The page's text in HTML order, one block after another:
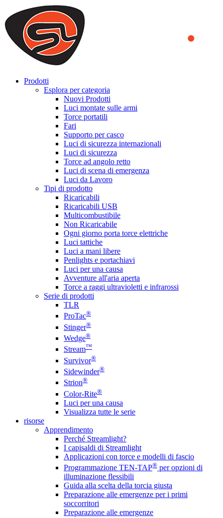
We use cookies to ensure that we provide you the best experience
on our website. By continuing to browse this website, you accept
that cookies are used to help us analyze how the website is used and
to offer you a better experience. To learn more or to find out how
you can disable cookies, you can access our
Prodotti
Esplora per categoria
Nuovi Prodotti
Luci montate sulle armi
Torce portatili
Fari
Supporto per casco
Luci di sicurezza internazionali
Luci di sicurezza
Torce ad angolo retto
Luci di scena di emergenza
Luci da Lavoro
Tipi di prodotto
Ricaricabili
Ricaricabili USB
Multicombustibile
Non Ricaricabile
Ogni giorno porta torce elettriche
Luci tattiche
Luci a mani libere
Penlights e portachiavi
Luci per una causa
Avventure all'aria aperta
Torce a raggi ultravioletti e infrarossi
Serie di prodotti
TLR
ProTac®
Stinger®
Wedge®
Stream™
Survivor®
Sidewinder®
Strion®
Color-Rite®
Luci per una causa
Visualizza tutte le serie
risorse
Apprendimento
Perché Streamlight?
I capisaldi di Streamlight
Applicazioni con torce e modelli di fascio
Programmazione TEN-TAP® per opzioni di
illuminazione flessibili
Guida alla scelta della torcia giusta
Preparazione alle emergenze per i primi
soccorritori
Preparazione alle emergenze